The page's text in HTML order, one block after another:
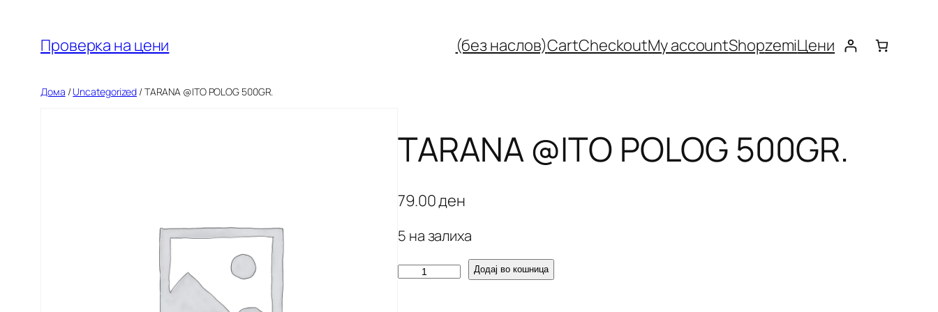
содржината
Проверка на цени (без наслов)CartCheckoutMy accountShopzemiЦени
Дома /Uncategorized / TARANA @ITO POLOG 500GR.
TARANA @ITO POLOG 500GR.
79.00ден
5 на залиха
T
Додај во кошница